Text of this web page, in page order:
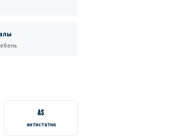
AS
антистатик